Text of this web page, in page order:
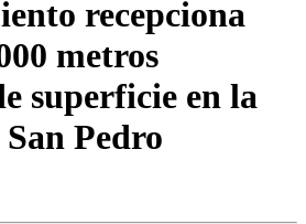
recepciona
metros
superficie en la
Pedro